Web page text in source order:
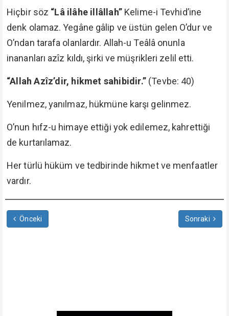
Hiçbir söz “Lâ ilâhe illâllah” Kelime-i Tevhid’ine
denk olamaz. Yegâne gâlip ve üstün gelen O’dur ve
O’ndan tarafa olanlardır. Allah-u Teâlâ onunla
inananları azîz kıldı, şirki ve müşrikleri zelil etti.
“Allah Azîz’dir, hikmet sahibidir.” (Tevbe: 40)
Yenilmez, yanılmaz, hükmüne karşı gelinmez.
O’nun hıfz-u himaye ettiği yok edilemez, kahrettiği
de kurtarılamaz.
Her türlü hüküm ve tedbirinde hikmet ve menfaatler
vardır.
Önceki Sonraki